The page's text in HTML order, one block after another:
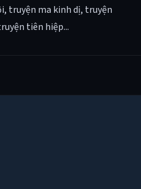
truyện ma kinh dị, truyện
tiên hiệp...